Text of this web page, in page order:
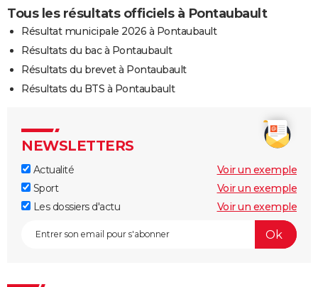
Tous les résultats officiels à Pontaubault
Résultat municipale 2026 à Pontaubault
Résultats du bac à Pontaubault
Résultats du brevet à Pontaubault
Résultats du BTS à Pontaubault
NEWSLETTERS
Actualité
Voir un exemple
Sport
Voir un exemple
Les dossiers d'actu
Voir un exemple